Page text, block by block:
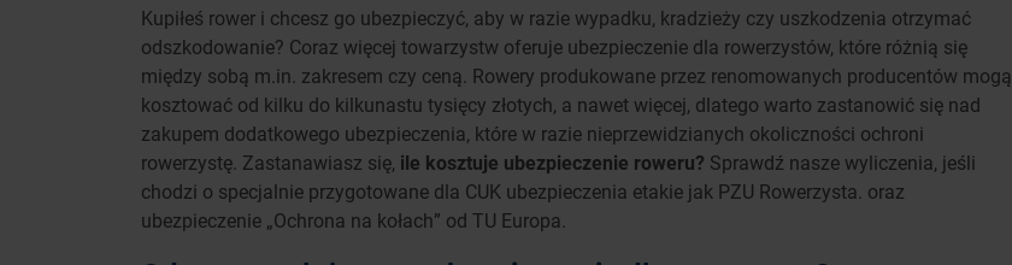
Kupiłeś rower i chcesz go ubezpieczyć, aby w razie wypadku, kradzieży czy uszkodzenia otrzymać
odszkodowanie? Coraz więcej towarzystw oferuje ubezpieczenie dla rowerzystów, które różnią się
między sobą m.in. zakresem czy ceną. Rowery produkowane przez renomowanych producentów mogą
kosztować od kilku do kilkunastu tysięcy złotych, a nawet więcej, dlatego warto zastanowić się nad
zakupem dodatkowego ubezpieczenia, które w razie nieprzewidzianych okoliczności ochroni
rowerzystę. Zastanawiasz się, ile kosztuje ubezpieczenie roweru? Sprawdź nasze wyliczenia, jeśli
chodzi o specjalnie przygotowane dla CUK ubezpieczenia etakie jak PZU Rowerzysta. oraz
ubezpieczenie „Ochrona na kołach” od TU Europa.